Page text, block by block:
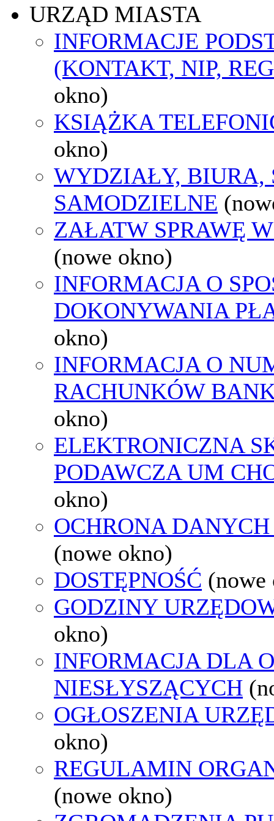
URZĄD MIASTA
INFORMACJE
(KONTAKT, NIP,
okno)
KSIĄŻKA
okno)
WYDZIAŁY, BIURA,
SAMODZIELNE
ZAŁATW SPRAWĘ
(nowe okno)
INFORMACJA O
DOKONYWANIA
okno)
INFORMACJA O
RACHUNKÓW
okno)
ELEKTRONICZNA
PODAWCZA UM
okno)
OCHRONA
(nowe okno)
DOSTĘPNOŚĆ (nowe
GODZINY
okno)
INFORMACJA DLA
NIESŁYSZĄCYCH
OGŁOSZENIA
okno)
REGULAMIN
(nowe okno)